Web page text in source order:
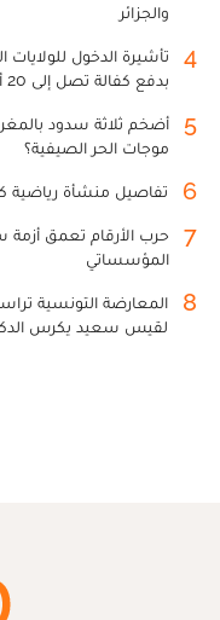
والجزائر
4
بدفع كفالة تصل إلى 20 ألف دولار
5
أضخم ثلاثة سدود
موجات الحر الصيفية؟
6 تفاصيل منشأة رياضية
7
حرب الأرقام تعمق
المؤسساتي
8
المعارضة التونسية
لقيس سعيد يكرس